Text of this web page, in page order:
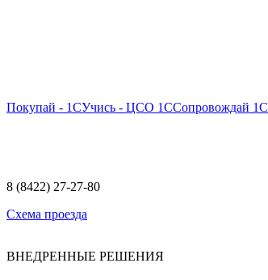
Покупай - 1СУчись - ЦСО 1ССопровождай 1С
8 (8422) 27-27-80
Схема проезда
ВНЕДРЕННЫЕ РЕШЕНИЯ